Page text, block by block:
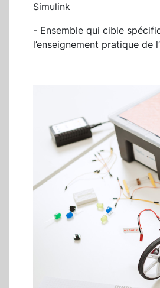
Simulink
- Ensemble qui cible
l’enseignement pratique de